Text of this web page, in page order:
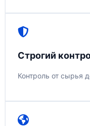
Строгий
Контроль от сырья